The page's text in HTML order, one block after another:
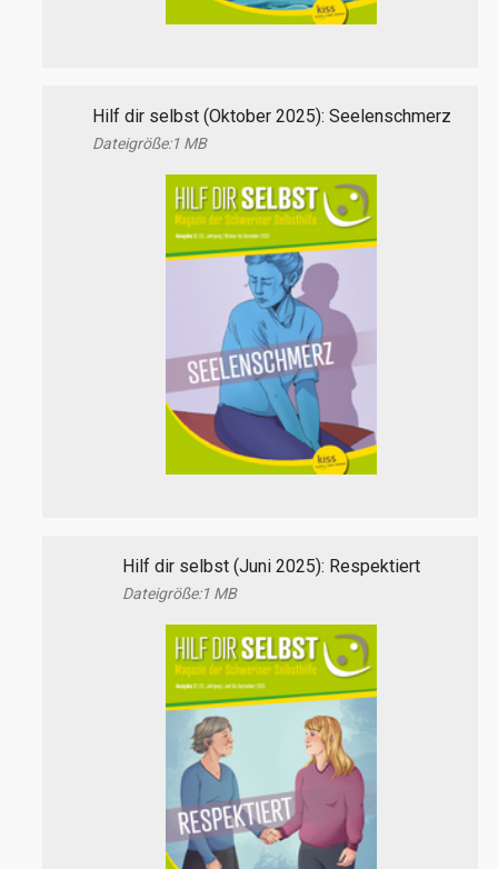
Hilf dir selbst (Oktober 2025): Seelenschmerz
1 MB
Hilf dir selbst (Juni 2025): Respektiert
1 MB